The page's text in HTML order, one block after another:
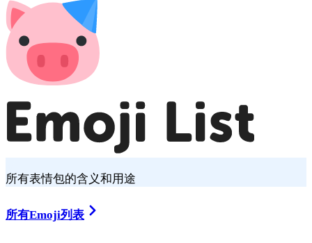
所有表情包的含义和用途
所有Emoji列表